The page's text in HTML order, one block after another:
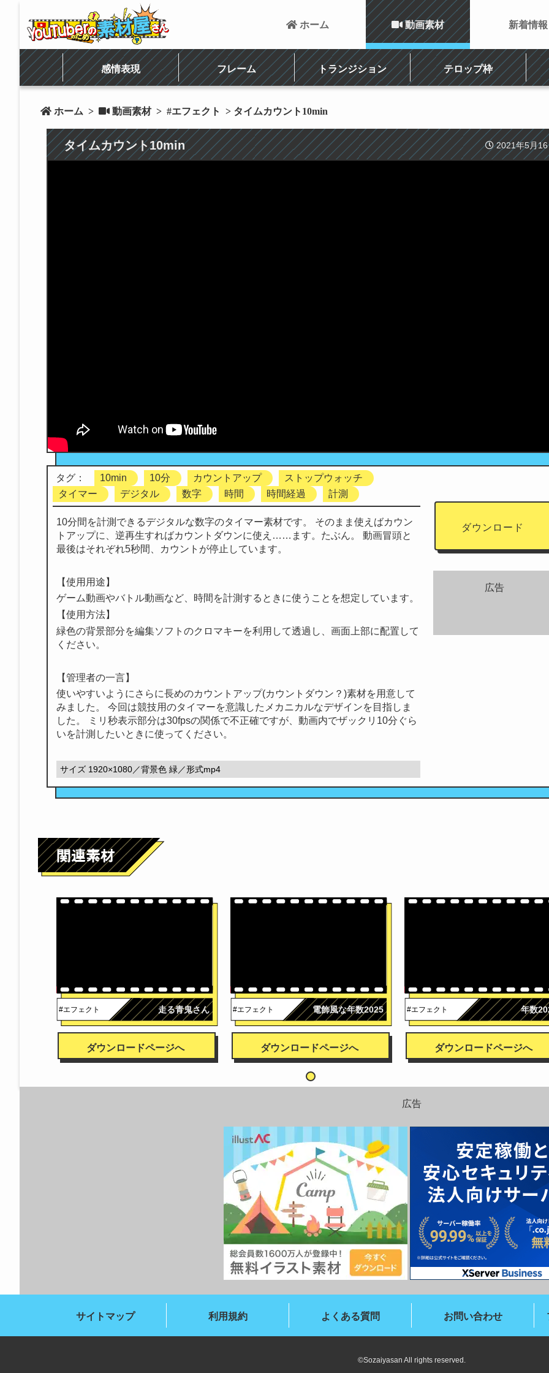
 ホーム  動画素材
感情表現 フレーム トランジション テロップ枠
新着情報
 ホーム >  動画素材 > #エフェクト > タイムカウント10min
タイムカウント10min 2021年5月
タグ： 10min 10分 カウントアップ
ストップウォッチ
タイマー
デジタル 数字 時間 時間経過 計測
ダウンロード
10分間を計測できるデジタルな数字のタイマー素材です。 そのまま使えばカウン
トアップに、逆再生すればカウントダウンに使え……ます。たぶん。 動画冒頭と
最後はそれぞれ5秒間、カウントが停止しています。
【使用用途】
ゲーム動画やバトル動画など、時間を計測するときに使うことを想定しています。
【使用方法】
緑色の背景部分を編集ソフトのクロマキーを利用して透過し、画面上部に配置して
ください。
【管理者の一言】
使いやすいようにさらに長めのカウントアップ(カウントダウン？)素材を用意して
みました。 今回は競技用のタイマーを意識したメカニカルなデザインを目指しま
した。 ミリ秒表示部分は30fpsの関係で不正確ですが、動画内でザックリ10分ぐら
いを計測したいときに使ってください。
サイズ 1920×1080／背景色 緑／形式mp4
広告
#エフェクト 走る青鬼さん
ダウンロードページへ
#エフェクト 電飾風な年数2025
ダウンロードページへ
#エフェクト 年数
ダウンロードページへ
広告
サイトマップ 利用規約 よくある質問 お問い合わせ
©Sozaiyasan All rights reserved.